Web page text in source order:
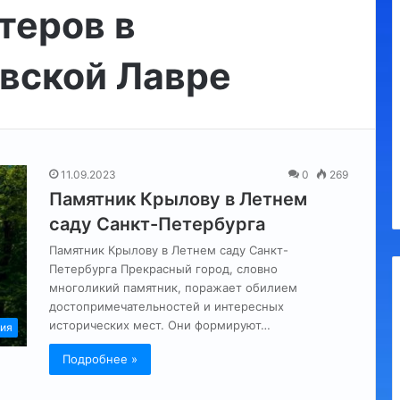
в
Лавре
11.09.2023 0 269
Памятник Крылову в Летнем
саду Санкт-Петербурга
Памятник Крылову в Летнем саду Санкт-
Петербурга Прекрасный город, словно
многоликий памятник, поражает обилием
достопримечательностей и интересных
исторических мест. Они формируют…
Подробнее »
курортный
сбор
россиян:
в
сутки